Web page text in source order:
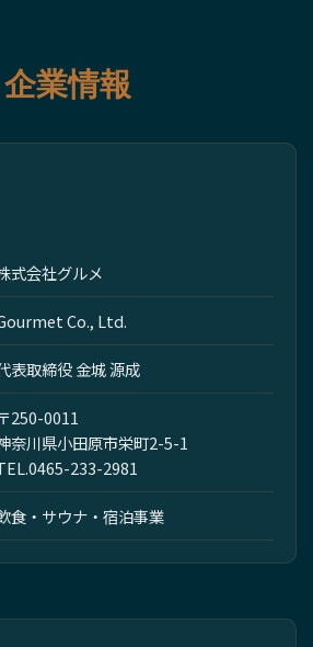
企業情報
式会社グルメ
Co., Ltd.
表取締役 金城 源成
250-0011
奈川県小田原市栄町2-5-1
233-2981
食・サウナ・宿泊事業